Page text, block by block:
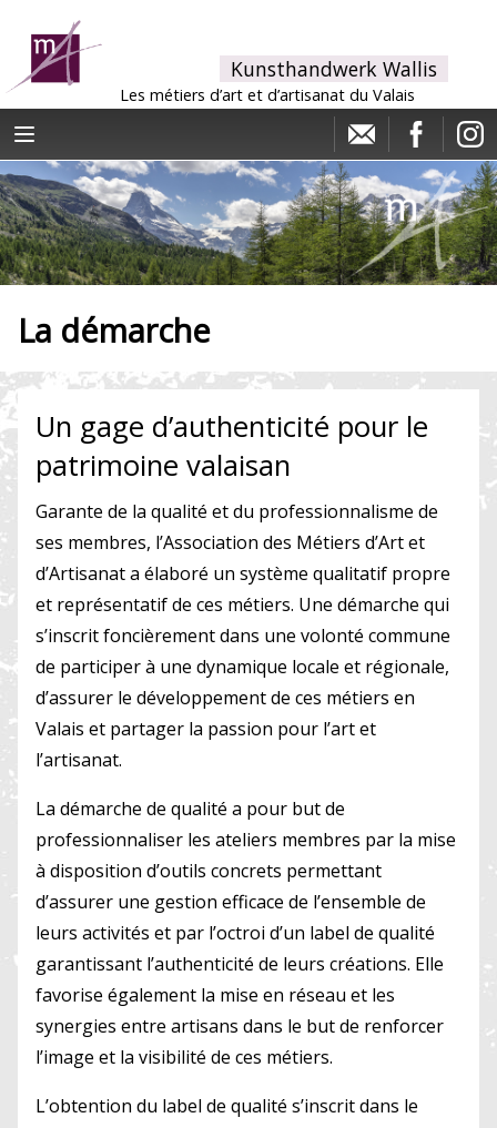
Kunsthandwerk Wallis
Les métiers d’art et d’artisanat du Valais
La démarche
Un gage d’authenticité pour le
patrimoine valaisan
Garante de la qualité et du professionnalisme de
ses membres, l’Association des Métiers d’Art et
d’Artisanat a élaboré un système qualitatif propre
et représentatif de ces métiers. Une démarche qui
s’inscrit foncièrement dans une volonté commune
de participer à une dynamique locale et régionale,
d’assurer le développement de ces métiers en
Valais et partager la passion pour l’art et
l’artisanat.
La démarche de qualité a pour but de
professionnaliser les ateliers membres par la mise
à disposition d’outils concrets permettant
d’assurer une gestion efficace de l’ensemble de
leurs activités et par l’octroi d’un label de qualité
garantissant l’authenticité de leurs créations. Elle
favorise également la mise en réseau et les
synergies entre artisans dans le but de renforcer
l’image et la visibilité de ces métiers.
L’obtention du label de qualité s’inscrit dans le